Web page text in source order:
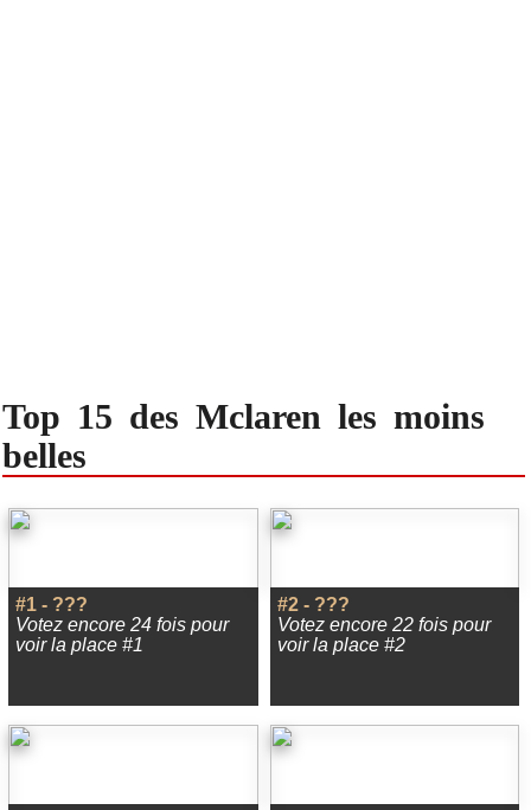
Top 15 des Mclaren les moins
belles
#1 - ???
Votez encore 24 fois pour
voir la place #1
#2 - ???
Votez encore 22 fois pour
voir la place #2